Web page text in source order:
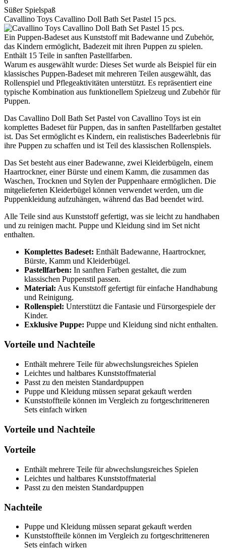
Süßer Spielspaß
Cavallino Toys Cavallino Doll Bath Set Pastel 15 pcs.
Ein Puppen-Badeset aus Kunststoff mit Badewanne und Zubehör,
das Kindern ermöglicht, Badezeit mit ihren Puppen zu spielen.
Enthält 15 Teile in sanften Pastellfarben.
Warum es ausgewählt wurde: Dieses Set wurde als Beispiel für ein
klassisches Puppen-Badeset mit mehreren Teilen ausgewählt, das
Rollenspiel und Pflegeaktivitäten unterstützt. Es repräsentiert eine
typische Kombination aus funktionellem Spielzeug und Zubehör für
Puppen.
Das Cavallino Doll Bath Set Pastel von Cavallino Toys ist ein
komplettes Badeset für Puppen, das in sanften Pastellfarben gestaltet
ist. Das Set ermöglicht es Kindern, ein realistisches Badeerlebnis für
ihre Puppen zu schaffen und ist Teil des klassischen Rollenspiels.
Das Set besteht aus einer Badewanne, zwei Kleiderbügeln, einem
Haartrockner, einer Bürste und einem Kamm, die zusammen das
Waschen, Trocknen und Stylen der Puppenhaare ermöglichen. Die
mitgelieferten Kleiderbügel können verwendet werden, um die
Puppenkleidung aufzuhängen, während das Bad beendet wird.
Alle Teile sind aus Kunststoff gefertigt, was sie leicht zu handhaben
und zu reinigen macht. Puppe und Kleidung sind im Set nicht
enthalten.
Komplettes Badeset: Enthält Badewanne, Haartrockner,
Bürste, Kamm und Kleiderbügel.
Pastellfarben: In sanften Farben gestaltet, die zum
klassischen Puppenstil passen.
Material: Aus Kunststoff gefertigt für einfache Handhabung
und Reinigung.
Rollenspiel: Unterstützt die Fantasie und Fürsorgespiele der
Kinder.
Exklusive Puppe: Puppe und Kleidung sind nicht enthalten.
Vorteile und Nachteile
Enthält mehrere Teile für abwechslungsreiches Spielen
Leichtes und haltbares Kunststoffmaterial
Passt zu den meisten Standardpuppen
Puppe und Kleidung müssen separat gekauft werden
Kunststoffteile können im Vergleich zu fortgeschritteneren
Sets einfach wirken
Vorteile und Nachteile
Vorteile
Enthält mehrere Teile für abwechslungsreiches Spielen
Leichtes und haltbares Kunststoffmaterial
Passt zu den meisten Standardpuppen
Nachteile
Puppe und Kleidung müssen separat gekauft werden
Kunststoffteile können im Vergleich zu fortgeschritteneren
Sets einfach wirken